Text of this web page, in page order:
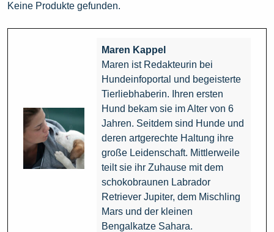
Keine Produkte gefunden.
Maren Kappel
Maren ist Redakteurin bei
Hundeinfoportal und begeisterte
Tierliebhaberin. Ihren ersten
Hund bekam sie im Alter von 6
Jahren. Seitdem sind Hunde und
deren artgerechte Haltung ihre
große Leidenschaft. Mittlerweile
teilt sie ihr Zuhause mit dem
schokobraunen Labrador
Retriever Jupiter, dem Mischling
Mars und der kleinen
Bengalkatze Sahara.